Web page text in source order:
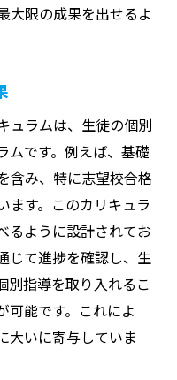
る塾とは
ョンの重要性
対応策
な関係
ベントの紹介
とは？生徒の目標
果
に応じた指導法
なケア
す指導方法
大限の成果を出せるよ
ュラムは、生徒の個別
ムです。例えば、基礎
含み、特に志望校合格
ます。このカリキュラ
るように設計されてお
じて進捗を確認し、生
別指導を取り入れるこ
可能です。これによ
大いに寄与していま